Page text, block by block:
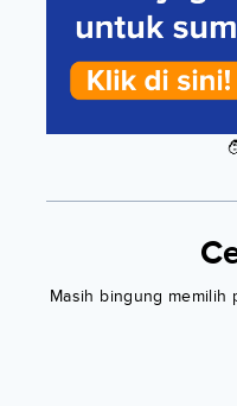
Masih bingung memilih